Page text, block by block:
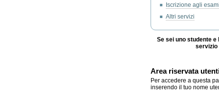
Iscrizione agli
Altri servizi
Se sei uno studente
Area riservata
Per accedere a questa
inserendo il tuo nome